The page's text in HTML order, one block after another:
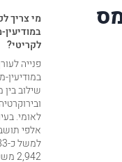
מי צריך
לקריטי?
פנייה
שילוב
לאומי.
אלפי